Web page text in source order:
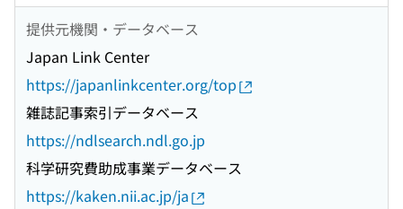
提供元機関・データベース
Japan Link Center
https://japanlinkcenter.org/top
雑誌記事索引データベース
https://ndlsearch.ndl.go.jp
科学研究費助成事業データベース
https://kaken.nii.ac.jp/ja